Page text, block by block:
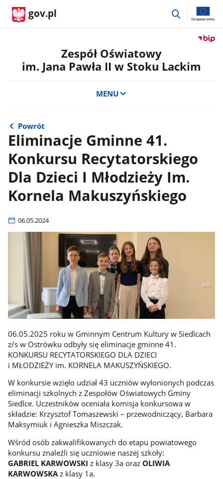
gov.pl
przejdź
Przejdź
w
Zespół Oświatowy
im. Jana Pawła II w Stoku Lackim
MENU
Powrót
Eliminacje Gminne 41.
Konkursu Recytatorskiego
Dla Dzieci I Młodzieży Im.
Kornela Makuszyńskiego
06.05.2024
06.05.2025 roku w Gminnym Centrum Kultury w Siedlcach
z/s w Ostrówku odbyły się eliminacje gminne 41.
KONKURSU RECYTATORSKIEGO DLA DZIECI
i MŁODZIEŻY im. KORNELA MAKUSZYŃSKIEGO.
W konkursie wzięło udział 43 uczniów wyłonionych podczas
eliminacji szkolnych z Zespołów Oświatowych Gminy
Siedlce. Uczestników oceniała komisja konkursowa w
składzie: Krzysztof Tomaszewski – przewodniczący, Barbara
Maksymiuk i Agnieszka Miszczak.
Wśród osób zakwalifikowanych do etapu powiatowego
konkursu znaleźli się uczniowie naszej szkoły:
GABRIEL KARWOWSKI z klasy 3a oraz OLIWIA
KARWOWSKAz klasy 1a.